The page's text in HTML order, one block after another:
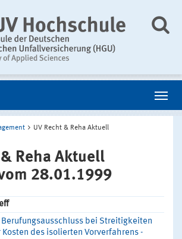
UV Recht & Reha Aktuell
Reha Aktuell
28.01.1999
Berufungsausschluss bei Streitigkeiten
Kosten des isolierten Vorverfahrens -